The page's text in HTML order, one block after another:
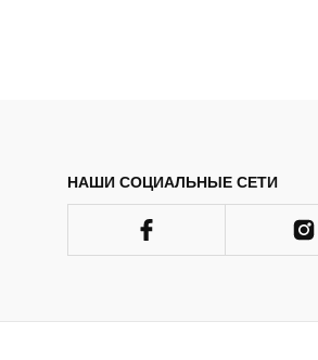
НАШИ СОЦИАЛЬНЫЕ СЕТИ